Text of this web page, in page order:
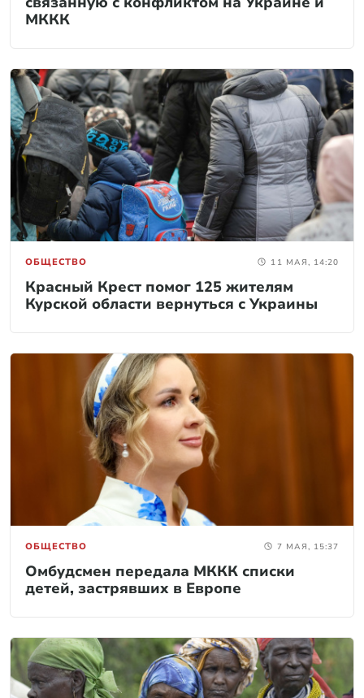
МККК
ОБЩЕСТВО 11 МАЯ, 14:20
Красный Крест помог 125 жителям
Курской области вернуться с Украины
ОБЩЕСТВО 7 МАЯ, 15:37
Омбудсмен передала МККК списки
детей, застрявших в Европе